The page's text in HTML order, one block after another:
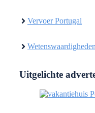
Vervoer Portugal
Uitgelichte